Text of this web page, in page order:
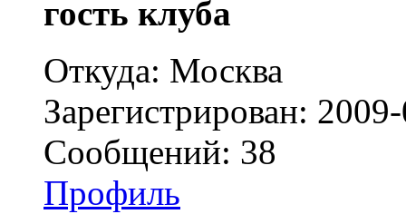
гость клуба
Откуда: Москва
Зарегистрирован:
Сообщений: 38
Профиль